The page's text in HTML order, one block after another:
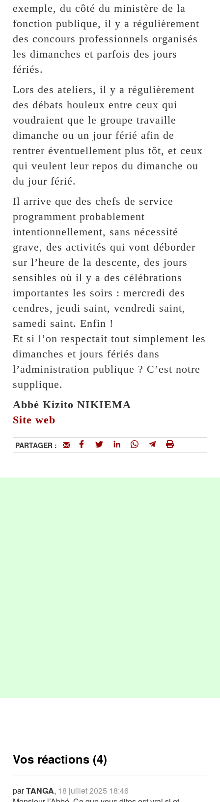
exemple, du côté du ministère de la
fonction publique, il y a régulièrement
des concours professionnels organisés
les dimanches et parfois des jours
fériés.
Lors des ateliers, il y a régulièrement
des débats houleux entre ceux qui
voudraient que le groupe travaille
dimanche ou un jour férié afin de
rentrer éventuellement plus tôt, et ceux
qui veulent leur repos du dimanche ou
du jour férié.
Il arrive que des chefs de service
programment probablement
intentionnellement, sans nécessité
grave, des activités qui vont déborder
sur l’heure de la descente, des jours
sensibles où il y a des célébrations
importantes les soirs : mercredi des
cendres, jeudi saint, vendredi saint,
samedi saint. Enfin !
Et si l’on respectait tout simplement les
dimanches et jours fériés dans
l’administration publique ? C’est notre
supplique.
Abbé Kizito NIKIEMA
Site web
PARTAGER :
Vos réactions (4)
parTANGA, 18 juillet 2025 18:46